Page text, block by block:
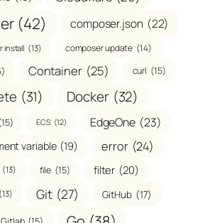
(42) composer.json (22)
install (13) composer update (14)
Container (25) curl (15)
(31) Docker (32)
ECS (12) EdgeOne (23)
variable (19) error (24)
(13) file (15) filter (20)
(13) Git (27) GitHub (17)